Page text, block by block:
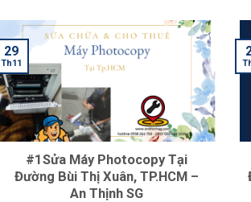
#1Sửa Máy Photocopy Tại
Đường Bùi Thị Xuân, TP.HCM –
An Thịnh SG
29
Th11